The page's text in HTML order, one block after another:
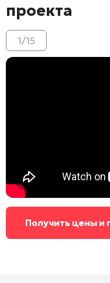
проекта
1/15
Получить цены и